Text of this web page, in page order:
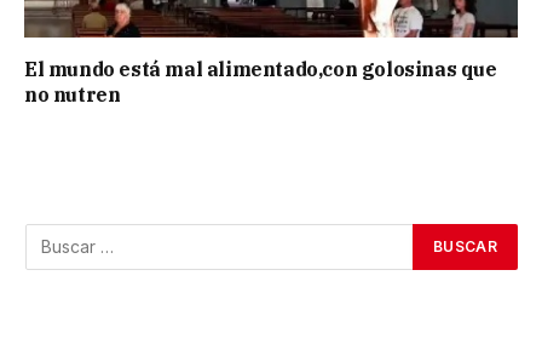
El mundo está mal alimentado,con golosinas que
no nutren